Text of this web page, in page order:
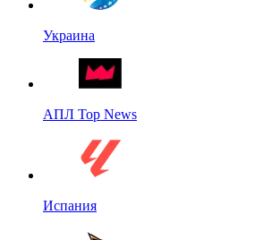
Украина
АПЛ Top News
Испания